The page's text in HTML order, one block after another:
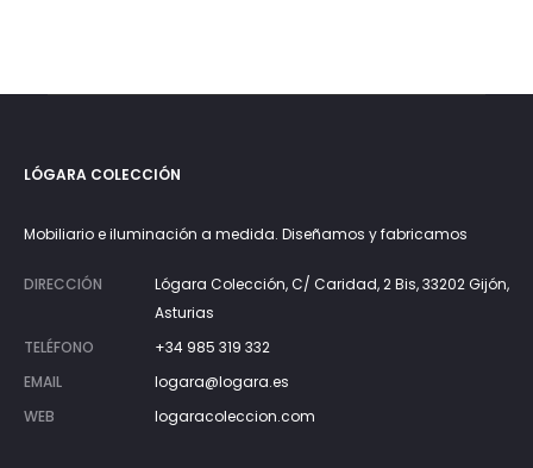
LÓGARA COLECCIÓN
Mobiliario e iluminación a medida. Diseñamos y fabricamos
DIRECCIÓN
Lógara Colección, C/ Caridad, 2 Bis, 33202 Gijón,
Asturias
TELÉFONO
+34 985 319 332
EMAIL
logara@logara.es
WEB
logaracoleccion.com